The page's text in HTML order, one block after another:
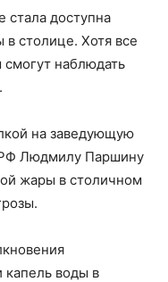
стала доступна
в столице. Хотя все
наблюдать
на заведующую
Людмилу Паршину
жары в столичном
капель воды в